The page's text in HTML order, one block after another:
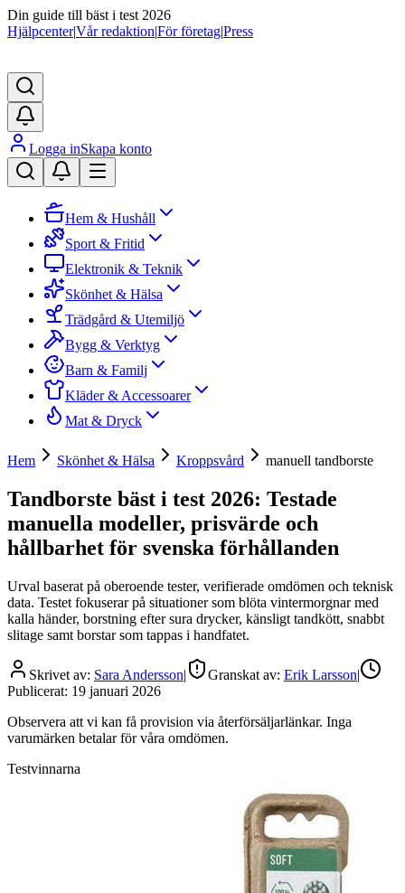
Din guide till bäst i test 2026
Hjälpcenter|Vår redaktion|För företag|Press
Logga inSkapa konto
Hem & Hushåll
Sport & Fritid
Elektronik & Teknik
Skönhet & Hälsa
Trädgård & Utemiljö
Bygg & Verktyg
Barn & Familj
Kläder & Accessoarer
Mat & Dryck
Hem Skönhet & Hälsa Kroppsvård manuell tandborste
Tandborste bäst i test 2026: Testade
manuella modeller, prisvärde och
hållbarhet för svenska förhållanden
Urval baserat på oberoende tester, verifierade omdömen och teknisk
data. Testet fokuserar på situationer som blöta vintermorgnar med
kalla händer, borstning efter sura drycker, känsligt tandkött, snabbt
slitage samt borstar som tappas i handfatet.
Skrivet av: Sara Andersson| Granskat av: Erik Larsson|
Publicerat: 19 januari 2026
Observera att vi kan få provision via återförsäljarlänkar. Inga
varumärken betalar för våra omdömen.
Testvinnarna